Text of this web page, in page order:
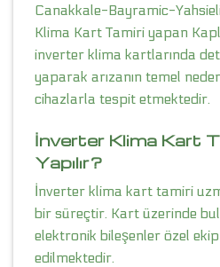
Canakkale-Bayramic-
Klima Kart Tamiri yapan
inverter klima kartlarında
yaparak arızanın temel
cihazlarla tespit etmektedir.
İnverter Klima Kart
Yapılır?
İnverter klima kart tamiri
bir süreçtir. Kart üzerinde
elektronik bileşenler özel
edilmektedir.